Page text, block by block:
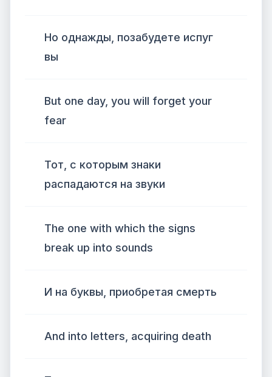
Но однажды, позабудете испуг
вы
But one day, you will forget your
fear
Тот, с которым знаки
распадаются на звуки
The one with which the signs
break up into sounds
И на буквы, приобретая смерть
And into letters, acquiring death